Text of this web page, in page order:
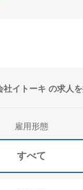
社イトーキ の求人
雇用形態
すべて